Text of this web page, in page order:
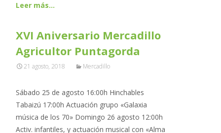
Leer más…
XVI Aniversario Mercadillo
Agricultor Puntagorda
21 agosto, 2018 Mercadillo
Sábado 25 de agosto 16:00h Hinchables
Tabaizú 17:00h Actuación grupo «Galaxia
música de los 70» Domingo 26 agosto 12:00h
Activ. infantiles, y actuación musical con «Alma